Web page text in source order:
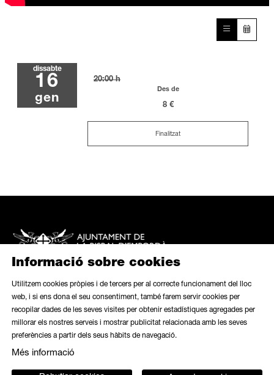
dissabte
16
gen
20:00 h
Des de
8 €
Finalitzat
Mapa web | Avís legal Ús de galetes | Butlletí | Contacte
Link a instagram
Link a contacte
Informació sobre cookies
Utilitzem cookies pròpies i de tercers per al correcte funcionament del lloc
web, i si ens dona el seu consentiment, també farem servir cookies per
recopilar dades de les seves visites per obtenir estadístiques agregades per
millorar els nostres serveis i mostrar publicitat relacionada amb les seves
preferències a partir dels seus hàbits de navegació.
Més informació